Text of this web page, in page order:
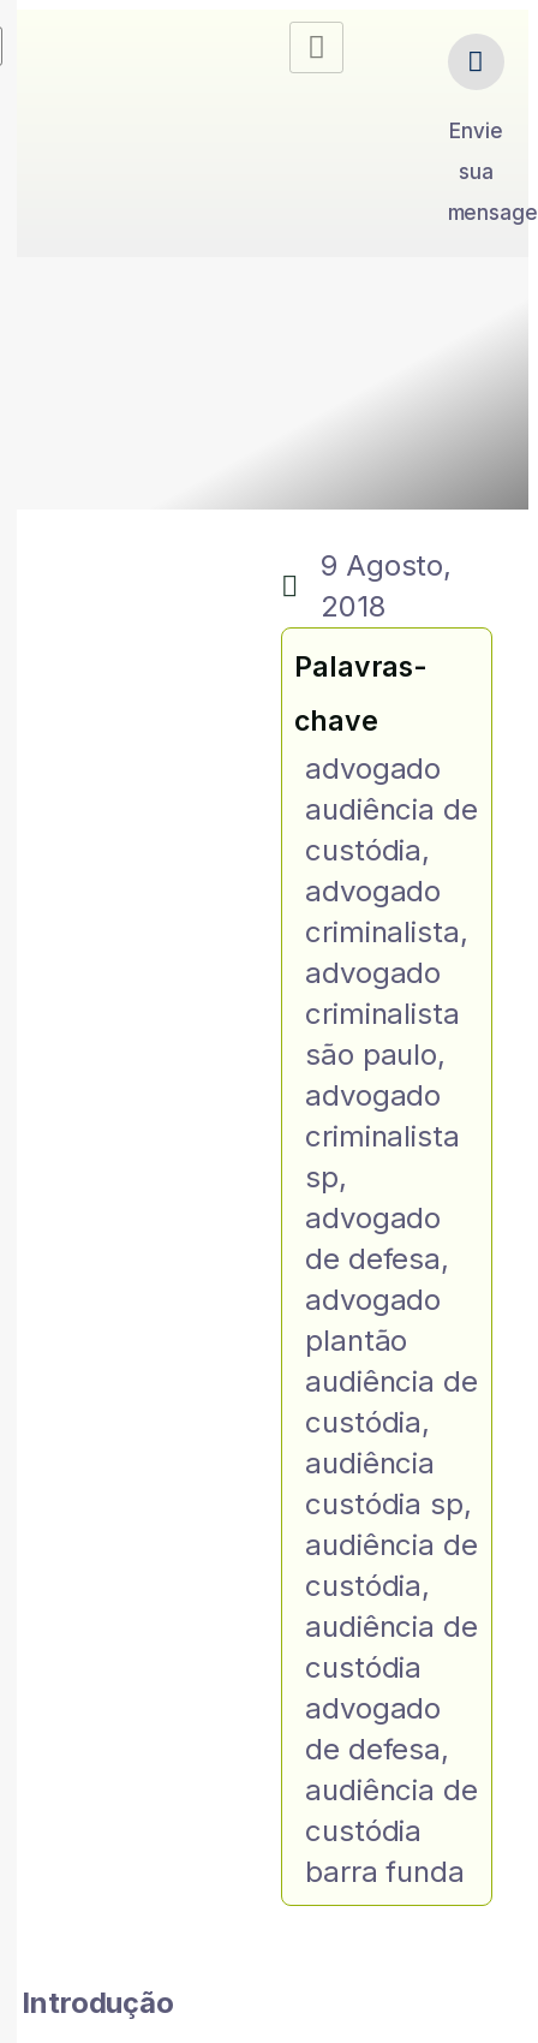
Envie
sua
9 Agosto,
2018
Palavras-
chave
advogado
audiência de
custódia,
advogado
criminalista,
advogado
criminalista
são paulo,
advogado
criminalista
sp,
advogado
de defesa,
advogado
plantão
audiência de
custódia,
audiência
custódia sp,
audiência de
custódia,
audiência de
custódia
advogado
de defesa,
audiência de
custódia
barra funda
Introdução